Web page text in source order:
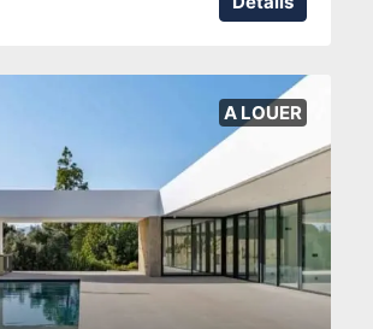
A LOUER